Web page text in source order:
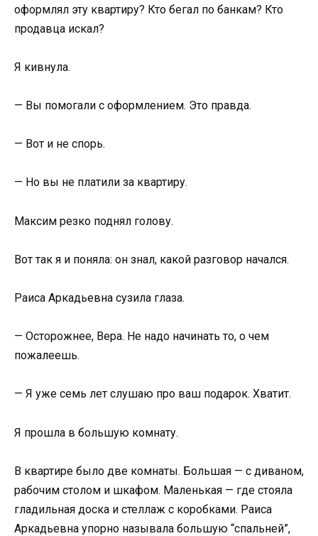
оформлял эту квартиру? Кто бегал по банкам? Кто
продавца искал?
Я кивнула.
— Вы помогали с оформлением. Это правда.
— Вот и не спорь.
— Но вы не платили за квартиру.
Максим резко поднял голову.
Вот так я и поняла: он знал, какой разговор начался.
Раиса Аркадьевна сузила глаза.
— Осторожнее, Вера. Не надо начинать то, о чем
пожалеешь.
— Я уже семь лет слушаю про ваш подарок. Хватит.
Я прошла в большую комнату.
В квартире было две комнаты. Большая — с диваном,
рабочим столом и шкафом. Маленькая — где стояла
гладильная доска и стеллаж с коробками. Раиса
Аркадьевна упорно называла большую “спальней”,